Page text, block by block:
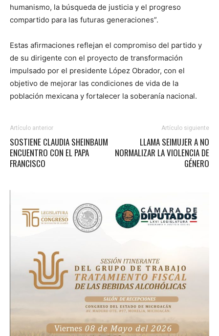
humanismo, la búsqueda de justicia y el progreso
compartido para las futuras generaciones”.
Estas afirmaciones reflejan el compromiso del partido y
de su dirigente con el proyecto de transformación
impulsado por el presidente López Obrador, con el
objetivo de mejorar las condiciones de vida de la
población mexicana y fortalecer la soberanía nacional.
Artículo anterior
SOSTIENE CLAUDIA SHEINBAUM
ENCUENTRO CON EL PAPA
FRANCISCO
Artículo siguiente
LLAMA SEIMUJER A NO
NORMALIZAR LA VIOLENCIA DE
GÉNERO